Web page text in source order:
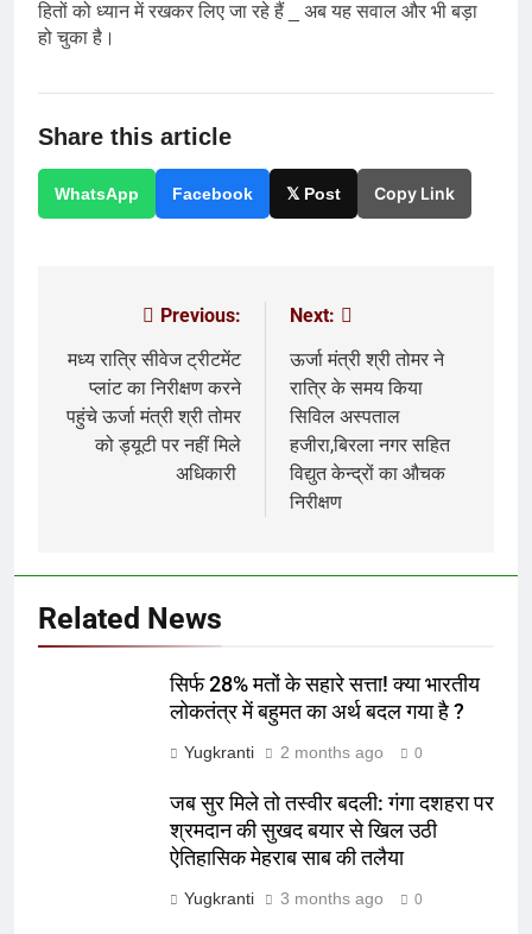
हितों को ध्यान में रखकर लिए जा रहे हैं _ अब यह सवाल और भी बड़ा
हो चुका है।
Share this article
WhatsApp Facebook 𝕏 Post Copy Link
navigation
Previous:
मध्य रात्रि सीवेज ट्रीटमेंट
प्लांट का निरीक्षण करने
पहुंचे ऊर्जा मंत्री श्री तोमर
को ड्यूटी पर नहीं मिले
अधिकारी
Next:
ऊर्जा मंत्री श्री तोमर ने
रात्रि के समय किया
सिविल अस्पताल
हजीरा,बिरला नगर सहित
विद्युत केन्द्रों का औचक
निरीक्षण
Related News
सिर्फ 28% मतों के सहारे सत्ता! क्या भारतीय
लोकतंत्र में बहुमत का अर्थ बदल गया है ?
Yugkranti 2 months ago 0
जब सुर मिले तो तस्वीर बदली: गंगा दशहरा पर
श्रमदान की सुखद बयार से खिल उठी
ऐतिहासिक मेहराब साब की तलैया
Yugkranti 3 months ago 0